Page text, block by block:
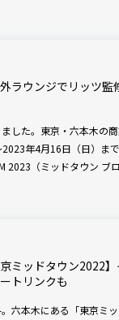
ラウンジでリッツ
した。東京・六本木の
年4月16日（日）ま
2023（ミッドタウン ブ
しめます！
ミッドタウン2022
トリンクも
六本木にある「東京ミ